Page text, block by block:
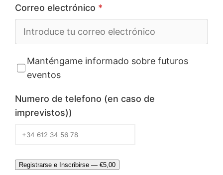
Correo electrónico *
Manténgame informado sobre futuros
eventos
Numero de telefono (en caso de
imprevistos))
Registrarse e Inscribirse — €5,00